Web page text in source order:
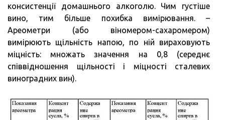
консистенції домашнього алкоголю. Чим густіше
вино, тим більше похибка вимірювання. –
Ареометри (або віномером-сахаромером)
вимірюють щільність напою, по ній вираховують
міцність: множать значення на 0,8 (середнє
співвідношення щільності і міцності сталевих
виноградних вин).